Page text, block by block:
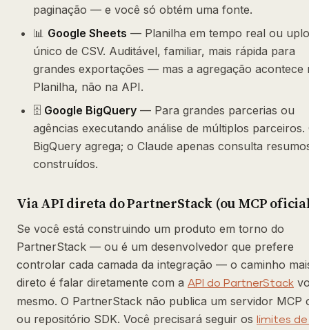
paginação — e você só obtém uma fonte.
📊 Google Sheets — Planilha em tempo real ou
único de CSV. Auditável, familiar, mais rápida para
grandes exportações — mas a agregação acontece
Planilha, não na API.
🗄️ Google BigQuery — Para grandes parcerias ou
agências executando análise de múltiplos parceiros.
BigQuery agrega; o Claude apenas consulta
construídos.
Via API direta do PartnerStack (ou MCP
Se você está construindo um produto em torno do
PartnerStack — ou é um desenvolvedor que prefere
controlar cada camada da integração — o caminho
direto é falar diretamente com a API do PartnerStack
mesmo. O PartnerStack não publica um servidor MCP
ou repositório SDK. Você precisará seguir os limites